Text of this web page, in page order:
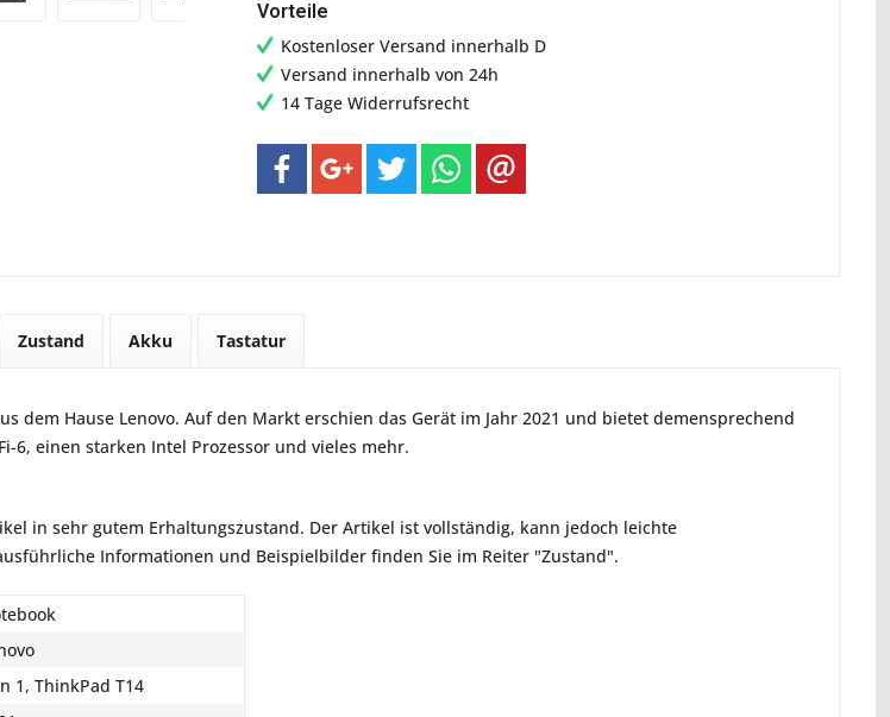
Vorteile
Kostenloser Versand innerhalb D
Versand innerhalb von 24h
14 Tage Widerrufsrecht
Zustand Akku Tastatur
dem Hause Lenovo. Auf den Markt erschien das Gerät im Jahr 2021 und bietet demensprechend
6, einen starken Intel Prozessor und vieles mehr.
in sehr gutem Erhaltungszustand. Der Artikel ist vollständig, kann jedoch leichte
Informationen und Beispielbilder finden Sie im Reiter "Zustand".
1, ThinkPad T14